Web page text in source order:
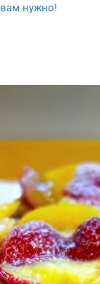
вам нужно!